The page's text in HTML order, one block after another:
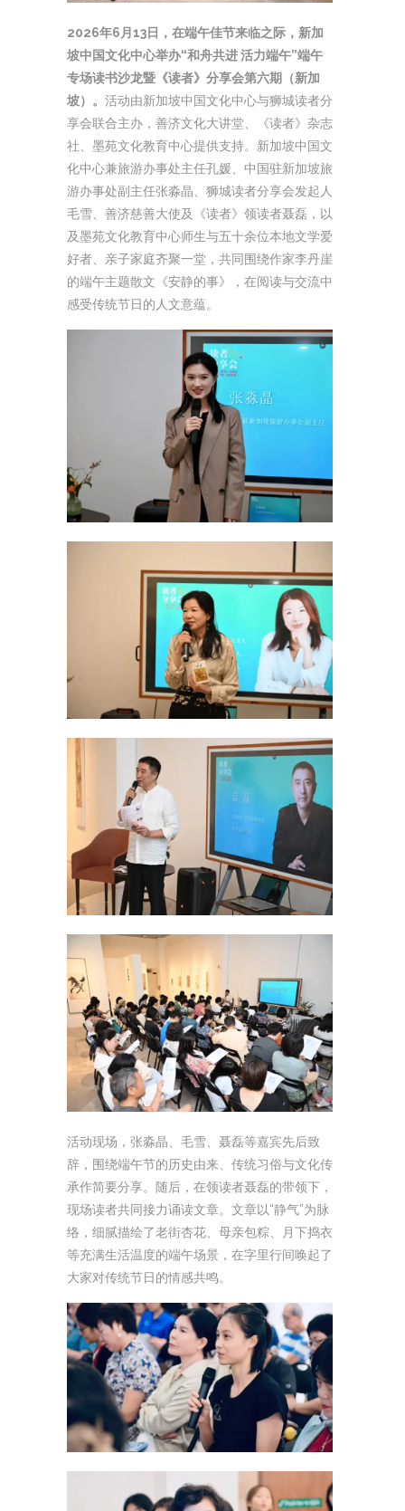
2026年6月13日，在端午佳节来临之际，新加
坡中国文化中心举办“和舟共进 活力端午”端午
专场读书沙龙暨《读者》分享会第六期（新加
坡）。 活动由新加坡中国文化中心与狮城读者分
享会联合主办，善济文化大讲堂、《读者》杂志
社、墨苑文化教育中心提供支持。新加坡中国文
化中心兼旅游办事处主任孔媛、中国驻新加坡旅
游办事处副主任张淼晶、狮城读者分享会发起人
毛雪、善济慈善大使及《读者》领读者聂磊，以
及墨苑文化教育中心师生与五十余位本地文学爱
好者、亲子家庭齐聚一堂，共同围绕作家李丹崖
的端午主题散文《安静的事》，在阅读与交流中
感受传统节日的人文意蕴。
活动现场，张淼晶、毛雪、聂磊等嘉宾先后致
辞，围绕端午节的历史由来、传统习俗与文化传
承作简要分享。随后，在领读者聂磊的带领下，
现场读者共同接力诵读文章。文章以“静气”为脉
络，细腻描绘了老街杏花、母亲包粽、月下捣衣
等充满生活温度的端午场景，在字里行间唤起了
大家对传统节日的情感共鸣。